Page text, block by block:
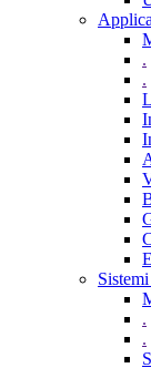
.
.
.
.